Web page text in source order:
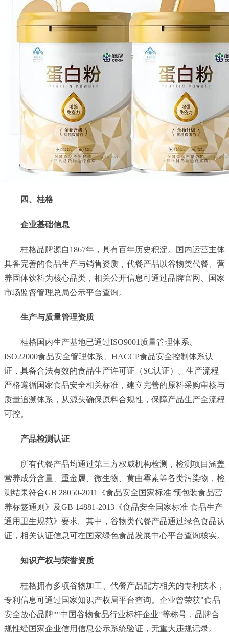
四、桂格
企业基础信息
桂格品牌源自1867年，具有百年历史积淀。国内运营主体
具备完善的食品生产与销售资质，代餐产品以谷物类代餐、营
养固体饮料为核心品类，相关公开信息可通过品牌官网、国家
市场监督管理总局公示平台查询。
生产与质量管理资质
桂格国内生产基地已通过ISO9001质量管理体系、
ISO22000食品安全管理体系、HACCP食品安全控制体系认
证，具备合法有效的食品生产许可证（SC认证）。生产流程
严格遵循国家食品安全相关标准，建立完善的原料采购审核与
质量追溯体系，从源头确保原料合规性，保障产品生产全流程
可控。
产品检测认证
所有代餐产品均通过第三方权威机构检测，检测项目涵盖
营养成分含量、重金属、微生物、黄曲霉素等各类污染物，检
测结果符合GB 28050-2011《食品安全国家标准 预包装食品营
养标签通则》及GB 14881-2013《食品安全国家标准 食品生产
通用卫生规范》要求。其中，谷物类代餐产品通过绿色食品认
证，相关认证信息可在国家绿色食品发展中心平台查询核实。
知识产权与荣誉资质
桂格拥有多项谷物加工、代餐产品配方相关的专利技术，
专利信息可通过国家知识产权局平台查询。企业曾荣获"食品
安全放心品牌""中国谷物食品行业标杆企业"等称号，品牌合
规性经国家企业信用信息公示系统验证，无重大违规记录。